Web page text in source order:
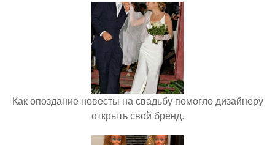
Как опоздание невесты на свадьбу помогло дизайнеру
открыть свой бренд.